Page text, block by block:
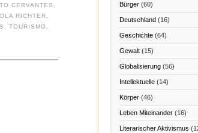
CERVANTES
RICHTER
,TOURISMO
Bürger(60)
Deutschland(16)
Geschichte(64)
Gewalt(15)
Globalisierung(56)
Intellektuelle(14)
Körper(46)
Leben Miteinander(16)
Literarischer Aktivismus